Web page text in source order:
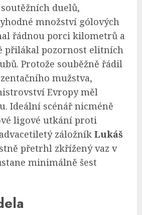
duelů,
množství gólových
řádnou porci kilometrů a
přilákal pozornost elitních
Protože souběžně řádil
mužstva,
Evropy měl
Ideální scénář nicméně
ligové utkání proti
záložník Lukáš
přetrhl zkřížený vaz v
minimálně šest